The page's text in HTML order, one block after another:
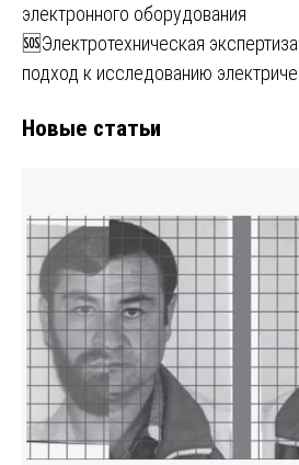
электронного оборудования
🆘Электротехническая
подход к исследованию
Новые статьи